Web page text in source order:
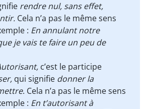
rendre nul, sans effet,
Cela n’a pas le même sens
: En annulant notre
je vais te faire un peu de
c’est le participe
qui signifie donner la
. Cela n’a pas le même sens
: En t’autorisant à